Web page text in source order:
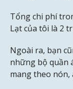
Tổng chi phí
Lạt của tôi là 2
Ngoài ra, bạn
những bộ quần
mang theo nón,